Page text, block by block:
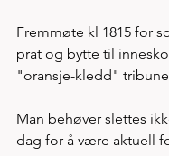
Fremmøte kl 1815 for
prat og bytte til
"oransje-kledd"
Man behøver slettes
dag for å være aktuell